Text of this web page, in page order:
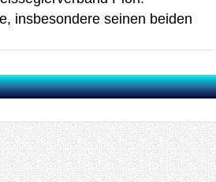
insbesondere seinen beiden